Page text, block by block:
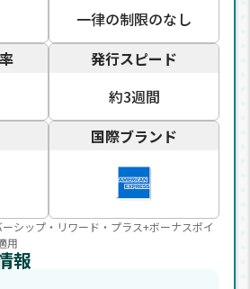
一律の制限のなし
発行スピード
約3週間
国際ブランド
シップ・リワード・プラス+ボーナスポイ
用
報